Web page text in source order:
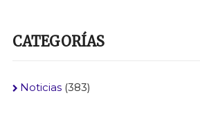
CATEGORÍAS
Noticias(383)